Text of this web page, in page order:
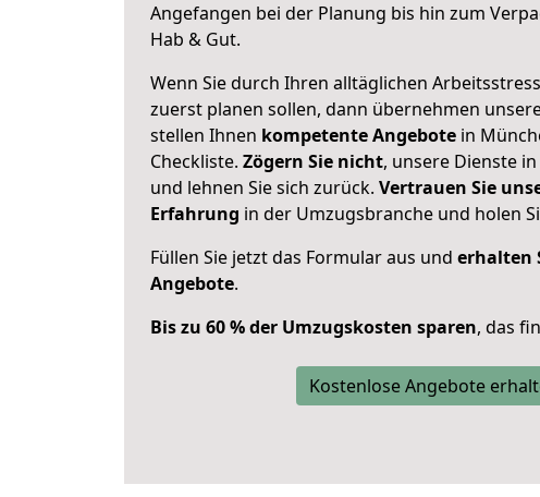
Angefangen bei der Planung bis hin zum
Hab & Gut.
Wenn Sie durch Ihren alltäglichen
zuerst planen sollen, dann übernehmen
stellen Ihnen kompetente Angebote in
Checkliste. Zögern Sie nicht, unsere Dienste
und lehnen Sie sich zurück. Vertrauen Sie
Erfahrung in der Umzugsbranche und holen
Füllen Sie jetzt das Formular aus und erhalten
Angebote.
Bis zu 60 % der Umzugskosten sparen, das
Kostenlose Angebote